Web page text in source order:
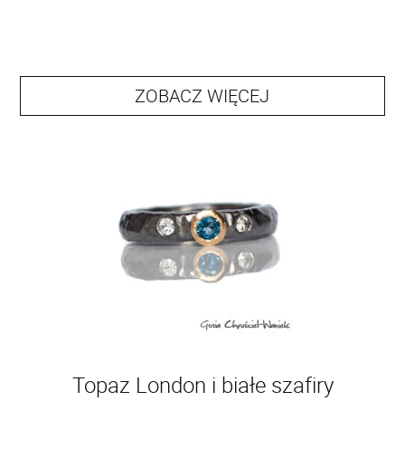
ZOBACZ WIĘCEJ
Topaz London i białe szafiry